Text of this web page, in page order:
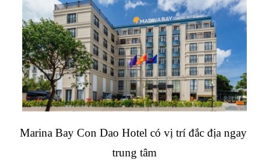
Marina Bay Con Dao Hotel có vị trí đắc địa ngay
trung tâm